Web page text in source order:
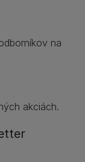
na
akciách.